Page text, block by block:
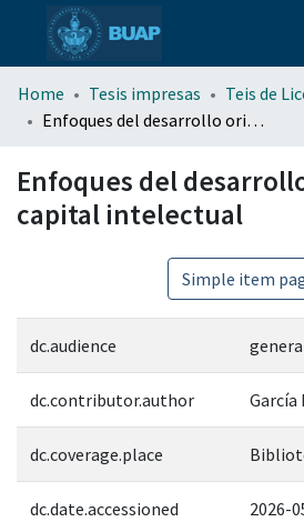
menu.section.about_menu
Home Tesis impresas
Teis de
Enfoques del desarrollo orientado al capital intelectual
Enfoques del
capital intelectual
Simple item
dc.audience
dc.contributor.author García
dc.coverage.place
dc.date.accessioned 2026-